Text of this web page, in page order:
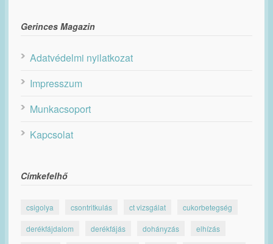
Gerinces Magazin
Adatvédelmi nyilatkozat
Impresszum
Munkacsoport
Kapcsolat
Címkefelhő
csigolya csontritkulás ct vizsgálat cukorbetegség
derékfájdalom derékfájás dohányzás elhízás